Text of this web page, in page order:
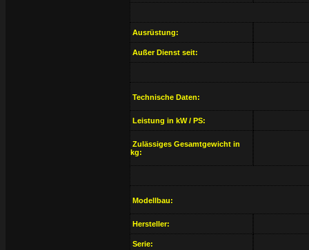
Ausrüstung:
Außer Dienst seit:
Technische Daten:
Leistung in kW / PS:
Zulässiges Gesamtgewicht in
kg:
Modellbau:
Hersteller:
Serie: